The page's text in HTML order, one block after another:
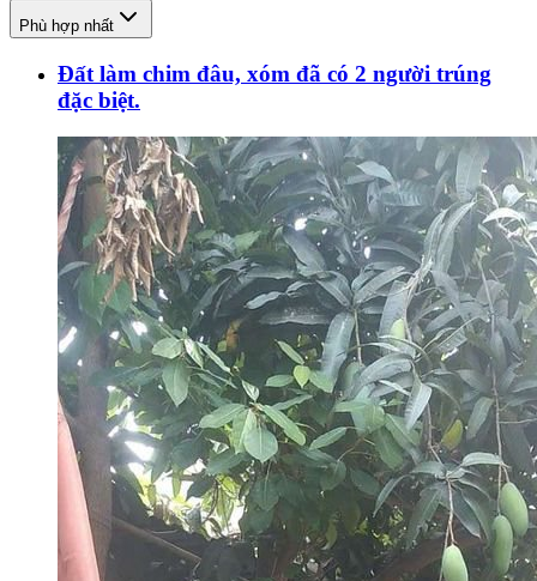
Phù hợp nhất
Đất làm chim đâu, xóm đã có 2 người trúng
đặc biệt.